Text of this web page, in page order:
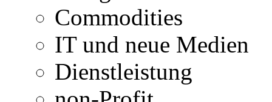
Commodities
IT und neue Medien
Dienstleistung